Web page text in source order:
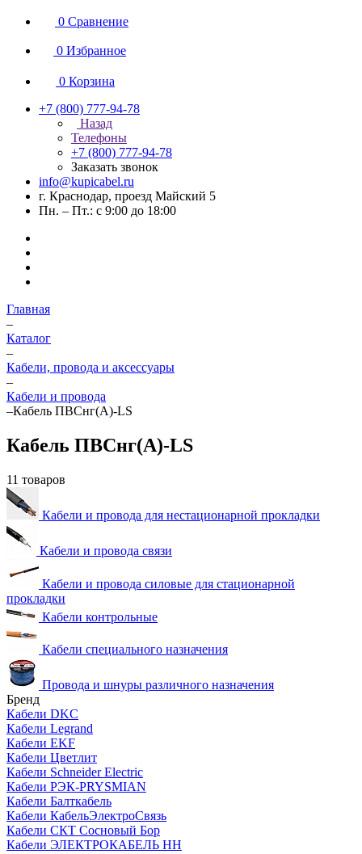
0 Сравнение
0 Избранное
0 Корзина
+7 (800) 777-94-78
Назад
Телефоны
+7 (800) 777-94-78
Заказать звонок
info@kupicabel.ru
г. Краснодар, проезд Майский 5
Пн. – Пт.: с 9:00 до 18:00
Главная
–
Каталог
–
Кабели, провода и аксессуары
–
Кабели и провода
–Кабель ПВСнг(А)-LS
Кабель ПВСнг(А)-LS
11 товаров
Кабели и провода для нестационарной прокладки
Кабели и провода связи
Кабели и провода силовые для стационарной
прокладки
Кабели контрольные
Кабели специального назначения
Провода и шнуры различного назначения
Бренд
Кабели DKC
Кабели Legrand
Кабели EKF
Кабели Цветлит
Кабели Schneider Electric
Кабели РЭК-PRYSMIAN
Кабели Балткабель
Кабели КабельЭлектроСвязь
Кабели СКТ Сосновый Бор
Кабели ЭЛЕКТРОКАБЕЛЬ НН